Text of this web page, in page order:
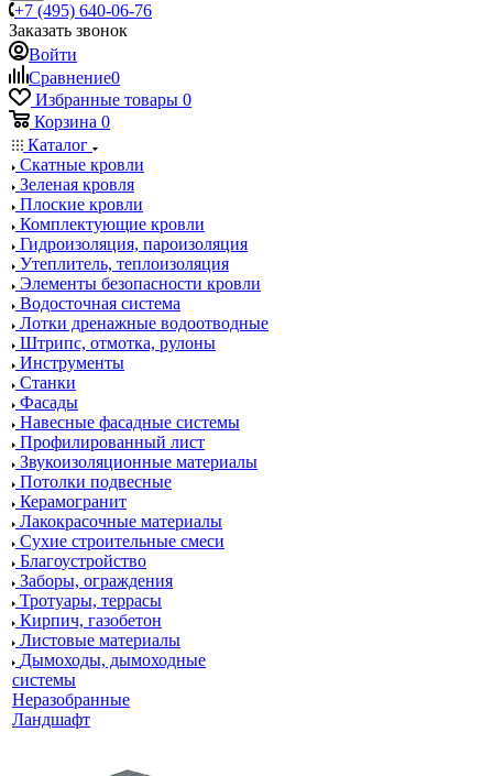
+7 (495) 640-06-76
Заказать звонок
Войти
Сравнение0
Избранные товары 0
Корзина 0
Каталог
Скатные кровли
Зеленая кровля
Плоские кровли
Комплектующие кровли
Гидроизоляция, пароизоляция
Утеплитель, теплоизоляция
Элементы безопасности кровли
Водосточная система
Лотки дренажные водоотводные
Штрипс, отмотка, рулоны
Инструменты
Станки
Фасады
Навесные фасадные системы
Профилированный лист
Звукоизоляционные материалы
Потолки подвесные
Керамогранит
Лакокрасочные материалы
Сухие строительные смеси
Благоустройство
Заборы, ограждения
Тротуары, террасы
Кирпич, газобетон
Листовые материалы
Дымоходы, дымоходные
системы
Неразобранные
Ландшафт